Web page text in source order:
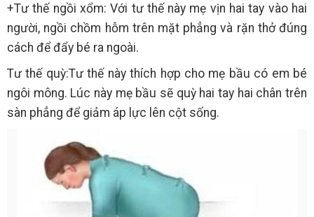
+Tư thế ngồi xổm: Với tư thế này mẹ vịn hai tay vào hai
người, ngồi chồm hỗm trên mặt phẳng và rặn thở đúng
cách để đẩy bé ra ngoài.
Tư thế quỳ:Tư thế này thích hợp cho mẹ bầu có em bé
ngôi mông. Lúc này mẹ bầu sẽ quỳ hai tay hai chân trên
sàn phẳng để giảm áp lực lên cột sống.